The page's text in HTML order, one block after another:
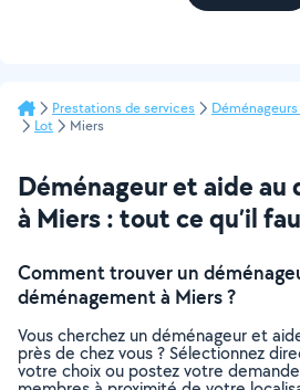
Prestations de services
Lot
Miers
Déménageur et aide
à Miers : tout ce qu’il
Comment trouver un
déménagement à Miers ?
Vous cherchez un déménageur et
près de chez vous ? Sélectionnez
votre choix ou postez votre